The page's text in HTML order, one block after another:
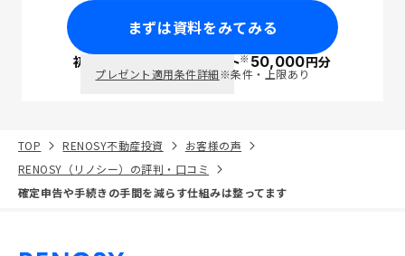
まずは資料をみてみる
初回面談で ポイント※50,000円分
プレゼント適用条件詳細※条件・上限あり
TOP RENOSY不動産投資
お客様の声
RENOSY（リノシー）の評判・口コミ
確定申告や手続きの手間を減らす仕組みは整ってます